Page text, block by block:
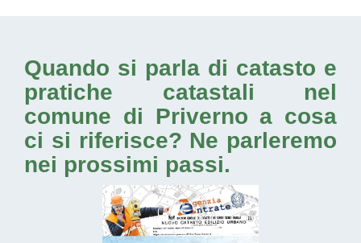
Quando si parla di catasto e
pratiche catastali nel
comune di Priverno a cosa
ci si riferisce? Ne parleremo
nei prossimi passi.